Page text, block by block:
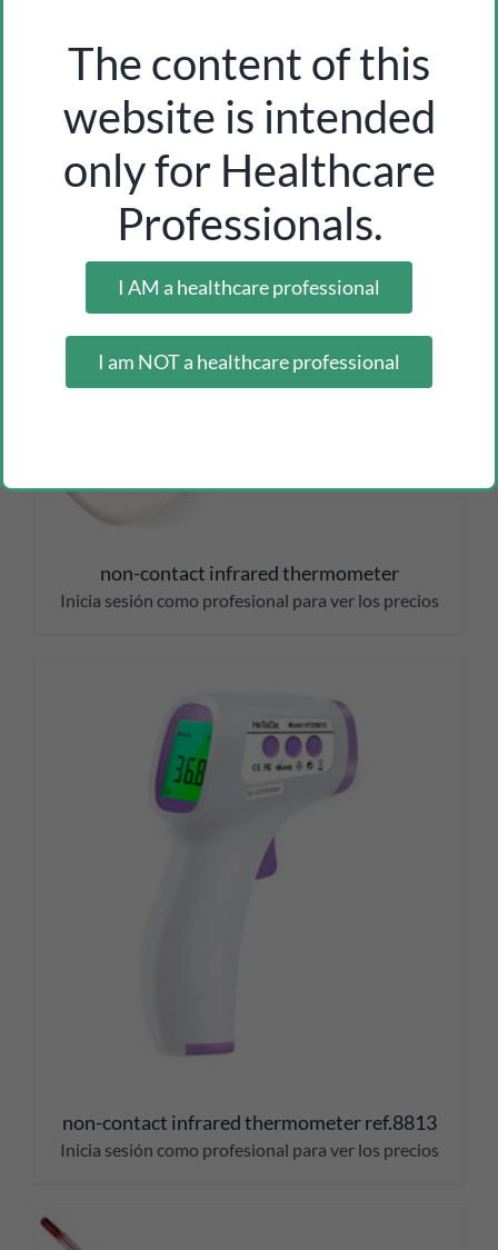
Inicia sesión como profesional para ver los precios
non-contact infrared thermometer
Inicia sesión como profesional para ver los precios
non-contact infrared thermometer ref.8813
Inicia sesión como profesional para ver los precios
The content of this
website is intended
only for Healthcare
Professionals.
I AM a healthcare professional
I am NOT a healthcare professional